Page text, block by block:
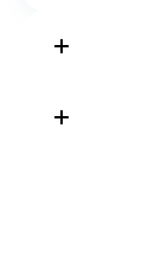
في
- التداول على
سنوات"
وليس اخرا